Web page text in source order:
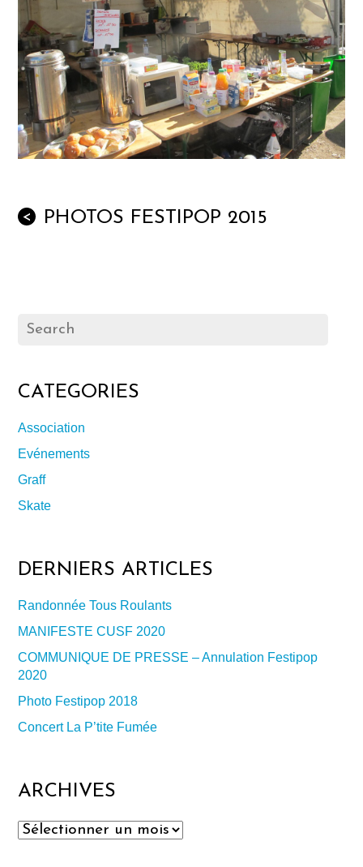
< PHOTOS FESTIPOP 2015
CATEGORIES
Association
Evénements
Graff
Skate
DERNIERS ARTICLES
Randonnée Tous Roulants
MANIFESTE CUSF 2020
COMMUNIQUE DE PRESSE – Annulation Festipop
2020
Photo Festipop 2018
Concert La P’tite Fumée
ARCHIVES
Archives